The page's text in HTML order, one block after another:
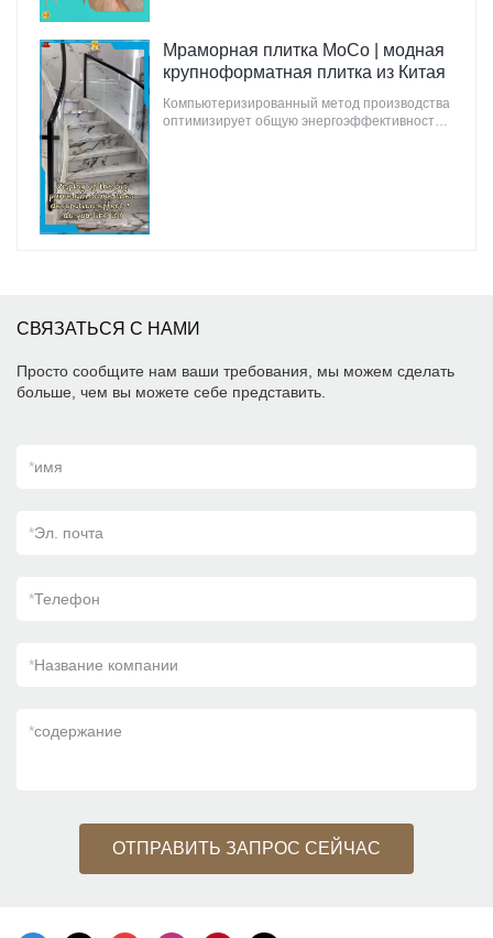
Мраморная плитка MoCo | модная
крупноформатная плитка из Китая
Компьютеризированный метод производства
оптимизирует общую энергоэффективность
СВЯЗАТЬСЯ С НАМИ
Просто сообщите нам ваши требования, мы можем сделать
больше, чем вы можете себе представить.
*имя
*Эл. почта
*Телефон
*Название компании
*содержание
ОТПРАВИТЬ ЗАПРОС СЕЙЧАС